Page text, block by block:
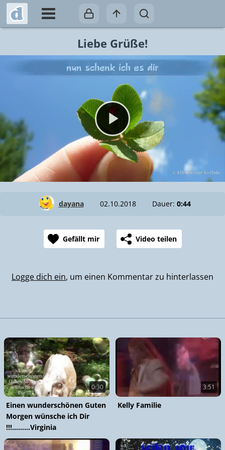
Liebe Grüße!
Video abspielen
dayana 02.10.2018 Dauer: 0:44
Gefällt mir Video teilen
Logge dich ein, um einen Kommentar zu hinterlassen
0:30
Einen wunderschönen Guten
Morgen wünsche ich Dir
!!!.........Virginia
3:51
Kelly Familie